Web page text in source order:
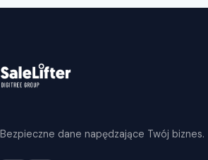
Bezpieczne dane napędzające Twój biznes.